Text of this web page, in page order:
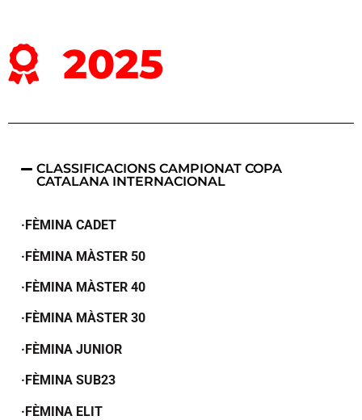
2025
CLASSIFICACIONS CAMPIONAT COPA
CATALANA INTERNACIONAL
·FÈMINA CADET
·FÈMINA MÀSTER 50
·FÈMINA MÀSTER 40
·FÈMINA MÀSTER 30
·FÈMINA JUNIOR
·FÈMINA SUB23
·FÈMINA ELIT